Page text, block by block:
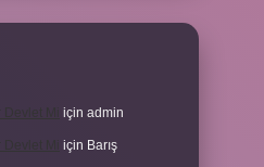
için admin
için Barış